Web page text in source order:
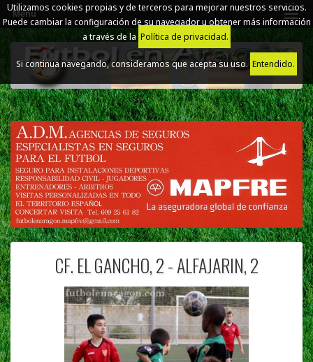
Utilizamos cookies propias y de terceros para mejorar nuestros servicios.
Puede cambiar la configuración de su navegador u obtener más información
a través de la Política de privacidad.
Si continua navegando, consideramos que acepta su uso.Entendido.
Menú
CF. EL GANCHO, 2 - ALFAJARIN, 2